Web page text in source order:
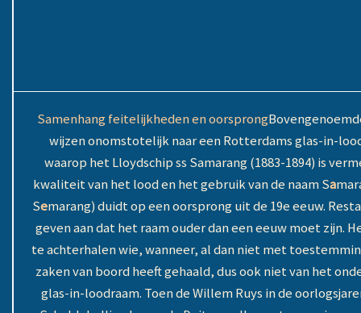
Samenhang feitelijkheden en oorsprong
wijzen onomstotelijk naar een Rotterdams glas-in-
waarop het Lloydschip ss Samarang (1883-1894) is
kwaliteit van het lood en het gebruik van de naam Sa
Semarang) duidt op een oorsprong uit de 19e eeuw.
geven aan dat het raam ouder dan een eeuw moet zijn.
te achterhalen wie, wanneer, al dan niet met
zaken van boord heeft gehaald, dus ook niet van het
glas-in-loodraam. Toen de Willem Ruys in de